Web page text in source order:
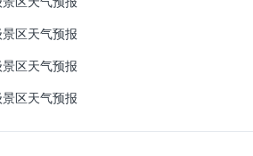
区天气预报
区天气预报
区天气预报